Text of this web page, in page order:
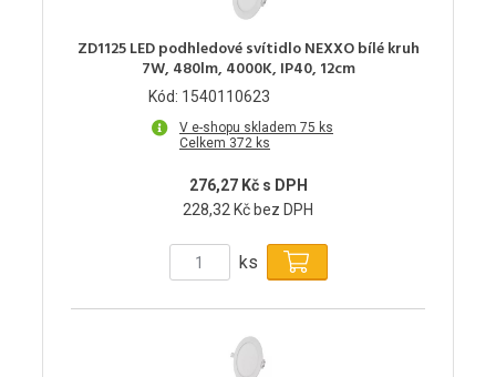
ZD1125 LED podhledové svítidlo NEXXO bílé kruh
7W, 480lm, 4000K, IP40, 12cm
Kód: 1540110623
V e-shopu skladem 75 ks
Celkem 372 ks
276,27 Kč s DPH
228,32 Kč bez DPH
ks